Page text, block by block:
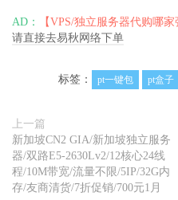
AD： 【VPS/独立服务器代购哪家
请直接去易秋网络下单
标签： pt一键包 pt盒子
上一篇
新加坡CN2 GIA/新加坡独立服务
器/双路E5-2630Lv2/12核心24线
程/10M带宽/流量不限/5IP/32G内
存/友商清货/7折促销/700元1月